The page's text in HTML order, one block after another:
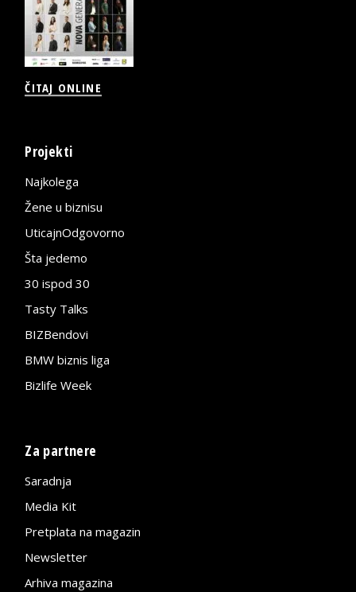
ČITAJ ONLINE
Projekti
Najkolega
Žene u biznisu
UticajnOdgovorno
Šta jedemo
30 ispod 30
Tasty Talks
BIZBendovi
BMW biznis liga
Bizlife Week
Za partnere
Saradnja
Media Kit
Pretplata na magazin
Newsletter
Arhiva magazina